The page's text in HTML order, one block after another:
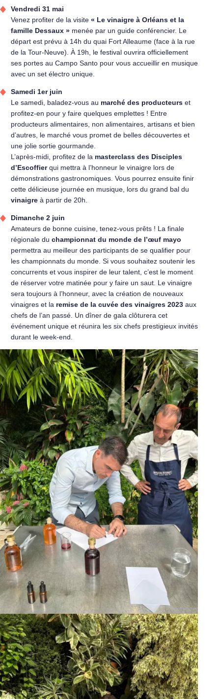
Vendredi 31 mai
Venez profiter de la visite « Le vinaigre à Orléans et la
famille Dessaux » menée par un guide conférencier. Le
départ est prévu à 14h du quai Fort Alleaume (face à la rue
de la Tour-Neuve). À 19h, le festival ouvrira officiellement
ses portes au Campo Santo pour vous accueillir en musique
avec un set électro unique.
Samedi 1er juin
Le samedi, baladez-vous au marché des producteurs et
profitez-en pour y faire quelques emplettes ! Entre
producteurs alimentaires, non alimentaires, artisans et bien
d’autres, le marché vous promet de belles découvertes et
une jolie sortie gourmande.
L’après-midi, profitez de la masterclass des Disciples
d’Escoffierqui mettra à l’honneur le vinaigre lors de
démonstrations gastronomiques. Vous pourrez ensuite finir
cette délicieuse journée en musique, lors du grand bal du
vinaigre à partir de 20h.
Dimanche 2 juin
Amateurs de bonne cuisine, tenez-vous prêts ! La finale
régionale du championnat du monde de l’œuf mayo
permettra au meilleur des participants de se qualifier pour
les championnats du monde. Si vous souhaitez soutenir les
concurrents et vous inspirer de leur talent, c’est le moment
de réserver votre matinée pour y faire un saut. Le vinaigre
sera toujours à l’honneur, avec la création de nouveaux
vinaigres et la remise de la cuvée des vinaigres 2023 aux
chefs de l’an passé. Un dîner de gala clôturera cet
événement unique et réunira les six chefs prestigieux invités
durant le week-end.